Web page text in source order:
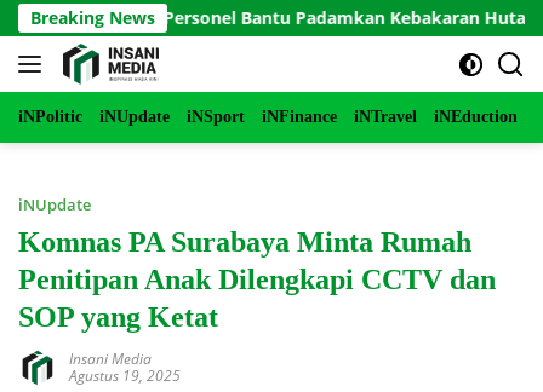
Langsung
ke
konten
Breaking News
Personel Bantu Padamkan Kebakaran Hutan di
iNPolitic iNUpdate iNSport iNFinance iNTravel iNEduction
iNUpdate
Komnas PA Surabaya Minta Rumah
Penitipan Anak Dilengkapi CCTV dan
SOP yang Ketat
Insani Media
Agustus 19, 2025